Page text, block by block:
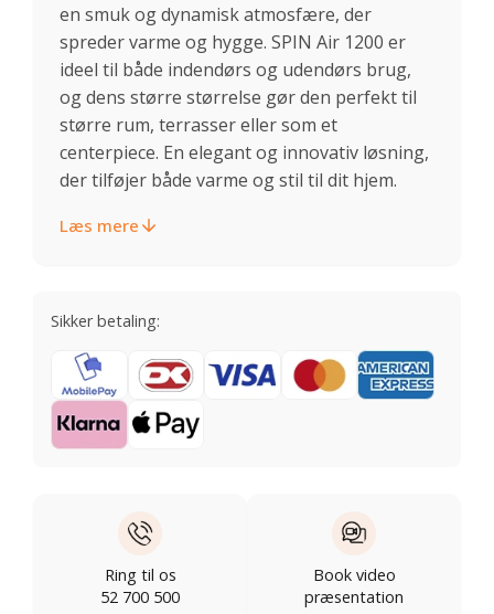
en smuk og dynamisk atmosfære, der
spreder varme og hygge. SPIN Air 1200 er
ideel til både indendørs og udendørs brug,
og dens større størrelse gør den perfekt til
større rum, terrasser eller som et
centerpiece. En elegant og innovativ løsning,
der tilføjer både varme og stil til dit hjem.
Læs mere
Sikker betaling:
Ring til os
52 700 500
Book video
præsentation